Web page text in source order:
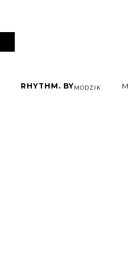
RHYTHM. BYMODZIK